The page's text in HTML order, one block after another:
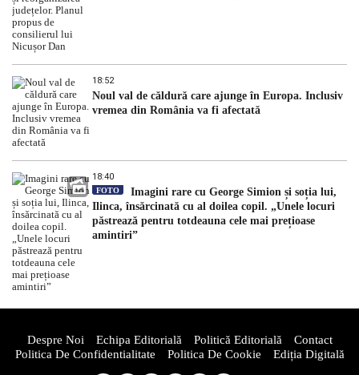
18:52
Noul val de căldură care ajunge în Europa. Inclusiv
vremea din România va fi afectată
18:40
FOTO
Imagini rare cu George Simion și soția lui,
Ilinca, însărcinată cu al doilea copil. „Unele locuri
păstrează pentru totdeauna cele mai prețioase
amintiri”
Despre Noi Echipa Editorială Politică Editorială
Contact
Politica De Confidentialitate
Politica De Cookie Ediția Digitală